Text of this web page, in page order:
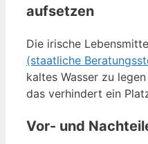
aufsetzen
Die irische
(staatliche
kaltes Wasser zu
das verhindert ein
Vor- und